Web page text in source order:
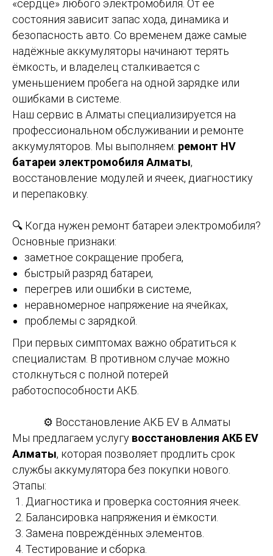
«сердце» любого электромобиля. От её
состояния зависит запас хода, динамика и
безопасность авто. Со временем даже самые
надёжные аккумуляторы начинают терять
ёмкость, и владелец сталкивается с
уменьшением пробега на одной зарядке или
ошибками в системе.
Наш сервис в Алматы специализируется на
профессиональном обслуживании и ремонте
аккумуляторов. Мы выполняем: ремонт HV
батареи электромобиля Алматы,
восстановление модулей и ячеек, диагностику
и перепаковку.
🔍 Когда нужен ремонт батареи электромобиля?
Основные признаки:
заметное сокращение пробега,
быстрый разряд батареи,
перегрев или ошибки в системе,
неравномерное напряжение на ячейках,
проблемы с зарядкой.
При первых симптомах важно обратиться к
специалистам. В противном случае можно
столкнуться с полной потерей
работоспособности АКБ.
⚙️ Восстановление АКБ EV в Алматы
Мы предлагаем услугу восстановления АКБ EV
Алматы, которая позволяет продлить срок
службы аккумулятора без покупки нового.
Этапы:
Диагностика и проверка состояния ячеек.
Балансировка напряжения и ёмкости.
Замена повреждённых элементов.
Тестирование и сборка.